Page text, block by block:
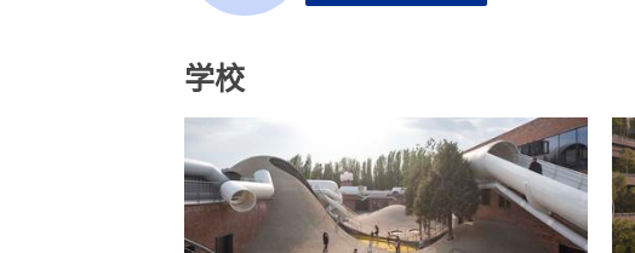
学校